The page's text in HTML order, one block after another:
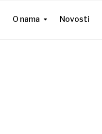
O nama Novosti